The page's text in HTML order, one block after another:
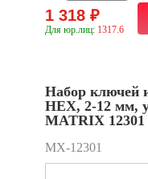
1 318 ₽
Для юр.лиц: 1317.6
Набор ключей
HEX, 2-12 мм,
MATRIX 12301
MX-12301